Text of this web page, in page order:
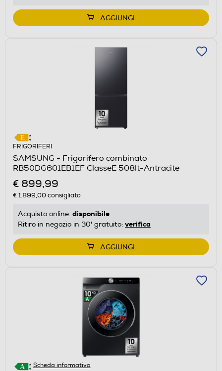
AGGIUNGI
FRIGORIFERI
SAMSUNG - Frigorifero combinato
RB50DG601EB1EF ClasseE 508lt-Antracite
€ 899,99
€ 1.899,00consigliato
Acquisto online: disponibile
Ritiro in negozio in 30' gratuito: verifica
AGGIUNGI
Scheda informativa